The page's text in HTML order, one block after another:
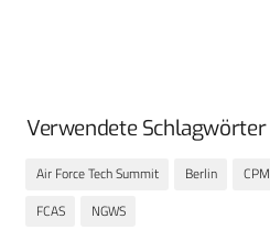
Verwendete Schlagwörter
Air Force Tech Summit Berlin CPM
FCAS
NGWS